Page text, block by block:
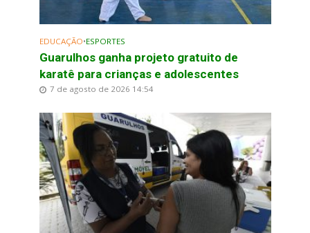
EDUCAÇÃO•ESPORTES
Guarulhos ganha projeto gratuito de
karatê para crianças e adolescentes
7 de agosto de 2026 14:54